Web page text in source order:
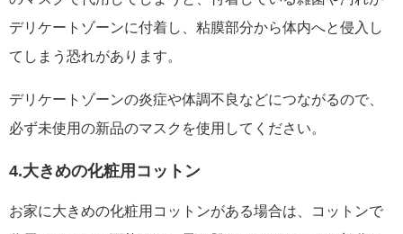
デリケートゾーンに付着し、粘膜部分から体内へと侵入し
てしまう恐れがあります。
デリケートゾーンの炎症や体調不良などにつながるので、
必ず未使用の新品のマスクを使用してください。
4.大きめの化粧用コットン
お家に大きめの化粧用コットンがある場合は、コットンで